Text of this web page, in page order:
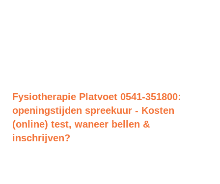
Fysiotherapie Platvoet 0541-351800:
openingstijden spreekuur - Kosten
(online) test, waneer bellen &
inschrijven?